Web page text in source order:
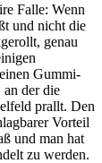
Falle: Wenn
und nicht die
genau
Gummi-
der die
prallt. Den
Vorteil
und man hat
zu werden.